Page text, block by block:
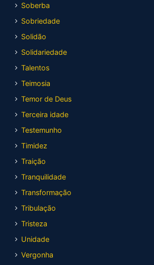
Soberba
Sobriedade
Solidão
Solidariedade
Talentos
Teimosia
Temor de Deus
Terceira idade
Testemunho
Timidez
Traição
Tranquilidade
Transformação
Tribulação
Tristeza
Unidade
Vergonha